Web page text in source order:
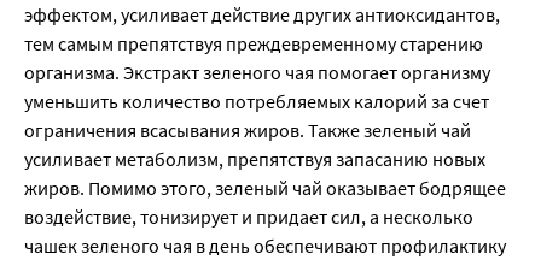
эффектом, усиливает действие других антиоксидантов,
тем самым препятствуя преждевременному старению
организма. Экстракт зеленого чая помогает организму
уменьшить количество потребляемых калорий за счет
ограничения всасывания жиров. Также зеленый чай
усиливает метаболизм, препятствуя запасанию новых
жиров. Помимо этого, зеленый чай оказывает бодрящее
воздействие, тонизирует и придает сил, а несколько
чашек зеленого чая в день обеспечивают профилактику